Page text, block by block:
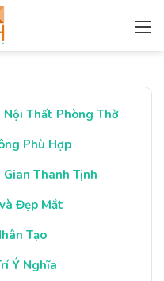
Nội Thất Phòng Thờ
Phù Hợp
Gian Thanh Tịnh
Đẹp Mắt
Tạo
Ý Nghĩa